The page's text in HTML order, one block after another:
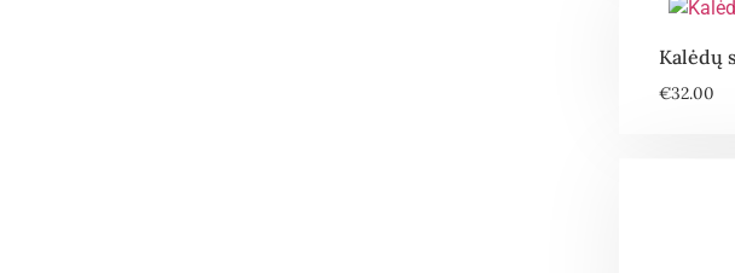
Kalėdų
€32.00